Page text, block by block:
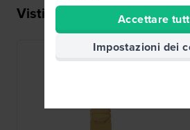
Visti di recente
Accettare
Impostazioni dei